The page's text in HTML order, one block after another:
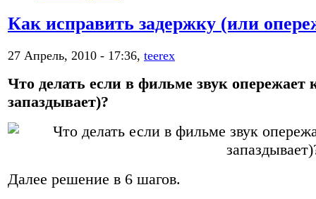
Как исправить задержку (или
27 Апрель, 2010 - 17:36, teerex
Что делать если в фильме звук опережает
запаздывает)?
Далее решение в 6 шагов.